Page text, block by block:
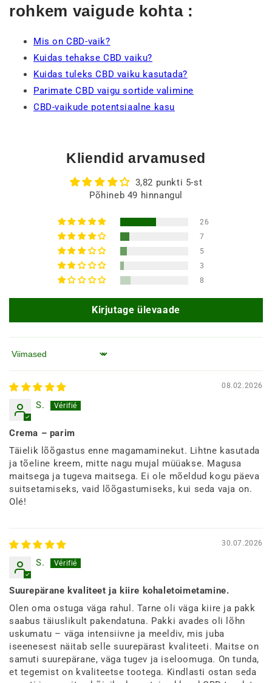
rohkem vaigude kohta :
Mis on CBD-vaik?
Kuidas tehakse CBD vaiku?
Kuidas tuleks CBD vaiku kasutada?
Parimate CBD vaigu sortide valimine
CBD-vaikude potentsiaalne kasu
Kliendid arvamused
3,82 punkti 5-st
Põhineb 49 hinnangul
26
7
5
3
8
Kirjutage ülevaade
Järjesta järgi
08.02.2026
S.
Crema – parim
Täielik lõõgastus enne magamaminekut. Lihtne kasutada
ja tõeline kreem, mitte nagu mujal müüakse. Magusa
maitsega ja tugeva maitsega. Ei ole mõeldud kogu päeva
suitsetamiseks, vaid lõõgastumiseks, kui seda vaja on.
Olé!
30.07.2026
S.
Suurepärane kvaliteet ja kiire kohaletoimetamine.
Olen oma ostuga väga rahul. Tarne oli väga kiire ja pakk
saabus täiuslikult pakendatuna. Pakki avades oli lõhn
uskumatu – väga intensiivne ja meeldiv, mis juba
iseenesest näitab selle suurepärast kvaliteeti. Maitse on
samuti suurepärane, väga tugev ja iseloomuga. On tunda,
et tegemist on kvaliteetse tootega. Kindlasti ostan seda